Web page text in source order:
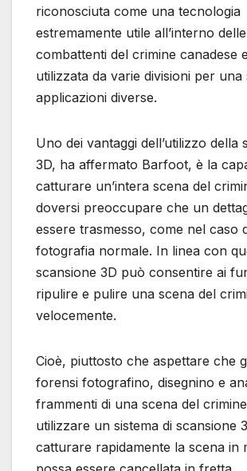
riconosciuta come una tecnologia
estremamente utile all’interno
combattenti del crimine canadese
utilizzata da varie divisioni per una
applicazioni diverse.
Uno dei vantaggi dell’utilizzo della
3D, ha affermato Barfoot, è la
catturare un’intera scena del
doversi preoccupare che un
essere trasmesso, come nel caso
fotografia normale. In linea con
scansione 3D può consentire ai
ripulire e pulire una scena del
velocemente.
Cioè, piuttosto che aspettare che
forensi fotografino, disegnino e
frammenti di una scena del
utilizzare un sistema di scansione
catturare rapidamente la scena in